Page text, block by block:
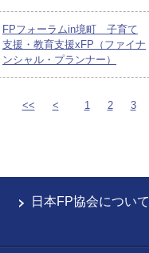
FPフォーラムin境町 子育て
支援・教育支援xFP（ファイナ
ンシャル・プランナー）
<< < 1 2 3
日本FP協会について